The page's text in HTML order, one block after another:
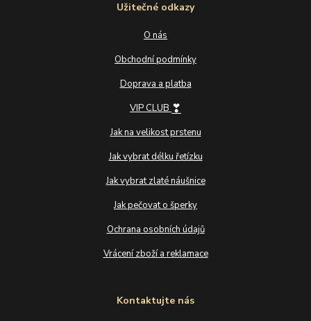
Užitečné odkazy
O nás
Obchodní podmínky
Doprava a platba
VIP CLUB ❣
Jak na velikost prstenu
Jak vybrat délku řetízku
Jak vybrat zlaté náušnice
Jak pečovat o šperky
Ochrana osobních údajů
Vrácení zboží a reklamace
Kontaktujte nás